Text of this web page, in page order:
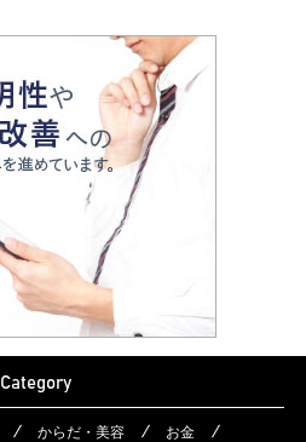
Category
からだ・美容
お金